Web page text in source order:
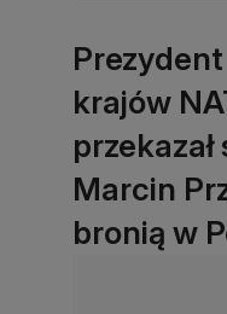
krajów
Marcin
bronią w